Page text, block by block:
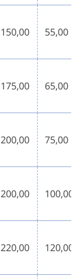
150,00 55,00
175,00 65,00
200,00 75,00
200,00 100,00
220,00 120,00